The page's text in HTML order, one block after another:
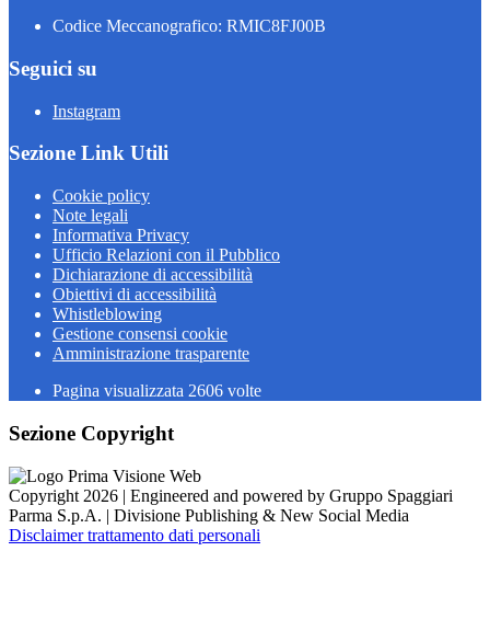
Codice Meccanografico: RMIC8FJ00B
Seguici su
Instagram
Sezione Link Utili
Cookie policy
Note legali
Informativa Privacy
Ufficio Relazioni con il Pubblico
Dichiarazione di accessibilità
Obiettivi di accessibilità
Whistleblowing
Gestione consensi cookie
Amministrazione trasparente
Pagina visualizzata 2606 volte
Sezione Copyright
Copyright 2026 | Engineered and powered by Gruppo Spaggiari
Parma S.p.A. | Divisione Publishing & New Social Media
Disclaimer trattamento dati personali